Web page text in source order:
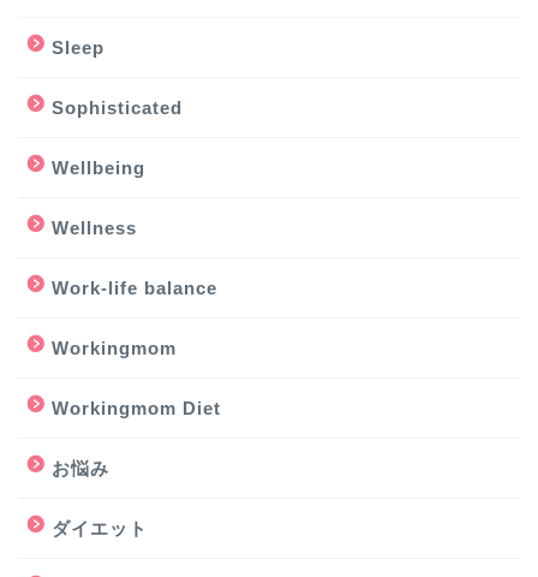
Sleep
Sophisticated
Wellbeing
Wellness
Work-life balance
Workingmom
Workingmom Diet
お悩み
ダイエット